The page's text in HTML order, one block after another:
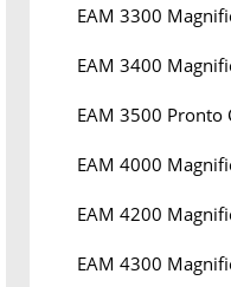
EAM 3300
EAM 3400
EAM 3500 Pronto
EAM 4000
EAM 4200
EAM 4300